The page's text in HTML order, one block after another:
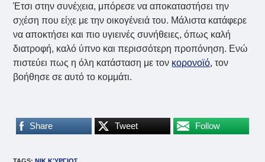
Έτσι στην συνέχεια, μπόρεσε να αποκαταστήσει την
σχέση που είχε με την οικογένειά του. Μάλιστα κατάφερε
να αποκτήσει και πιο υγιεινές συνήθειες, όπως καλή
διατροφή, καλό ύπνο και περισσότερη προπόνηση. Ενώ
πιστεύει πως η όλη κατάσταση με τον κορονοϊό, τον
βοήθησε σε αυτό το κομμάτι.
Share Tweet Follow